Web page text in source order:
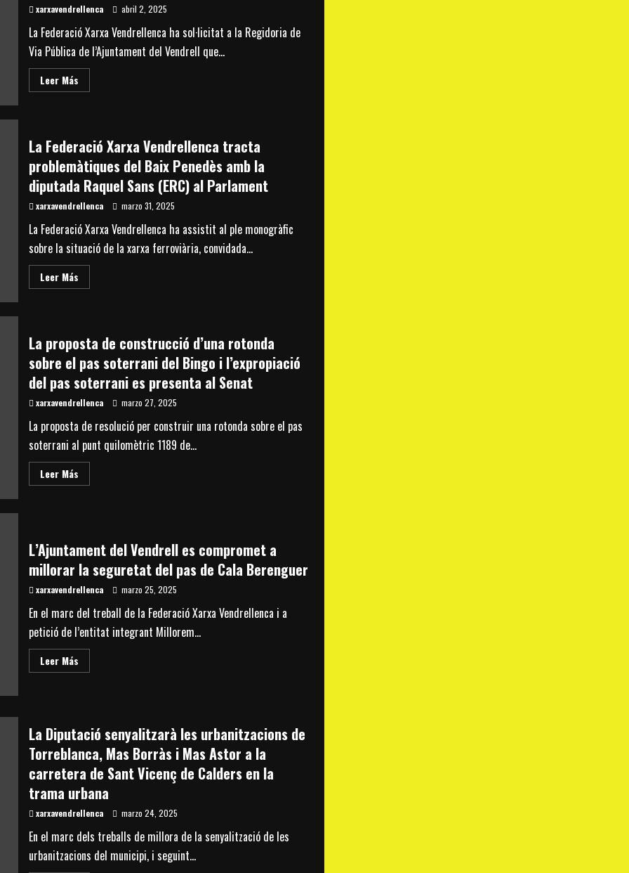
accions
la
situació
de
la
torre
del
Telègraf
xarxavendrellenca abril 2, 2025
La Federació Xarxa Vendrellenca ha sol·licitat a la Regidoria de
Via Pública de l’Ajuntament del Vendrell que...
Leer MásRead
more
Vendrellenca
demana
actuacions
per
reparar
l’asfalt
carrer
La Federació Xarxa Vendrellenca tracta
problemàtiques del Baix Penedès amb la
diputada Raquel Sans (ERC) al Parlament
xarxavendrellenca marzo 31, 2025
La Federació Xarxa Vendrellenca ha assistit al ple monogràfic
sobre la situació de la xarxa ferroviària, convidada...
Leer MásRead
more
Vendrellenca
tracta
problemàtiques
del
Baix
Penedès
la
Raquel
Sans
(ERC)
al
Parlament
La proposta de construcció d’una rotonda
sobre el pas soterrani del Bingo i l’expropiació
del pas soterrani es presenta al Senat
xarxavendrellenca marzo 27, 2025
La proposta de resolució per construir una rotonda sobre el pas
soterrani al punt quilomètric 1189 de...
Leer MásRead
more
d’una
rotonda
sobre
el
soterrani
Bingo
i
l’expropiació
del
pas
soterrani
es
L’Ajuntament del Vendrell es compromet a
millorar la seguretat del pas de Cala Berenguer
xarxavendrellenca marzo 25, 2025
En el marc del treball de la Federació Xarxa Vendrellenca i a
petició de l’entitat integrant Millorem...
Leer MásRead
more
compromet
a
millorar
la
seguretat
del
pas
de
Cala
Berenguer
La Diputació senyalitzarà les urbanitzacions de
Torreblanca, Mas Borràs i Mas Astor a la
carretera de Sant Vicenç de Calders en la
trama urbana
xarxavendrellenca marzo 24, 2025
En el marc dels treballs de millora de la senyalització de les
urbanitzacions del municipi, i seguint...